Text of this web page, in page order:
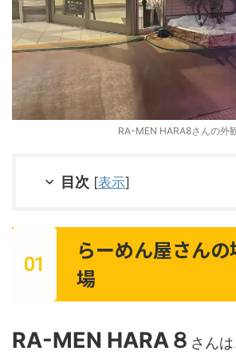
RA-MEN HARA8さんの外
目次 [表示]
らーめん屋さん
場
RA-MEN HARA８ さん